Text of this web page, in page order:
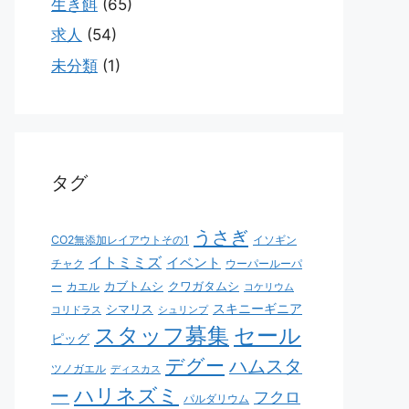
生き餌 (65)
求人 (54)
未分類 (1)
タグ
CO2無添加レイアウトその1 うさぎ イソギン
チャク イトミミズ イベント ウーパールーパ
ー カエル カブトムシ クワガタムシ コケリウム
コリドラス シマリス シュリンプ スキニーギニア
ピッグ スタッフ募集 セール
ツノガエル ディスカス デグー ハムスタ
ー ハリネズミ パルダリウム フクロ